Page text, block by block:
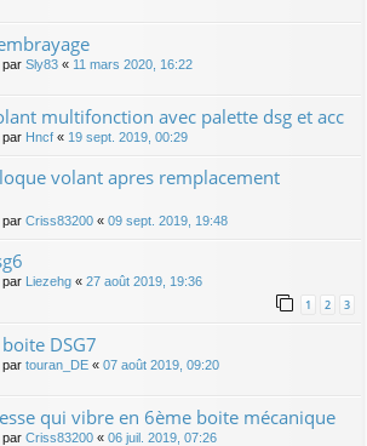
par Sly83 « 11 mars 2020, 16:22
multifonction avec palette dsg et acc
par Hncf « 19 sept. 2019, 00:29
volant apres remplacement
par Criss83200 « 09 sept. 2019, 19:48
par Liezehg « 27 août 2019, 19:36
1 2 3
DSG7
par touran_DE « 07 août 2019, 09:20
qui vibre en 6ème boite mécanique
par Criss83200 « 06 juil. 2019, 07:26